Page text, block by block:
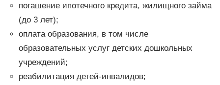
погашение ипотечного кредита, жилищного займа
(до 3 лет);
оплата образования, в том числе
образовательных услуг детских дошкольных
учреждений;
реабилитация детей-инвалидов;